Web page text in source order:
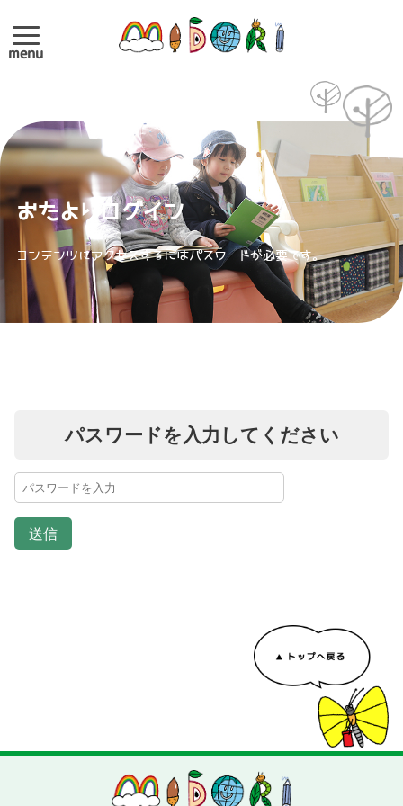
menu
おたよりログイン
コンテンツにアクセスするにはパスワードが必要です。
パスワードを入力してください
送信